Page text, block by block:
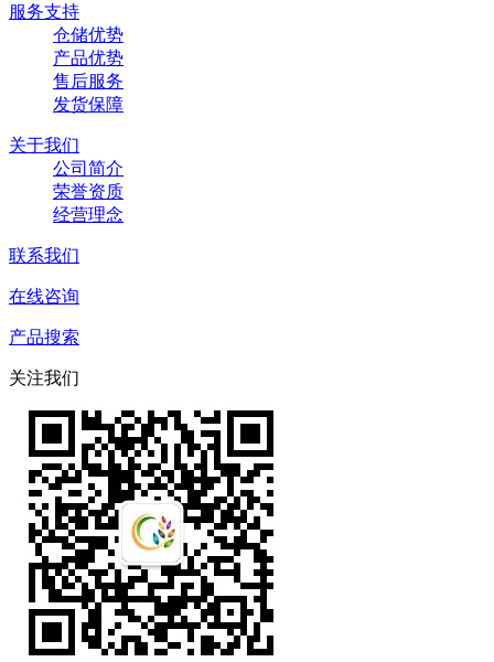
服务支持
仓储优势
产品优势
售后服务
发货保障
关于我们
公司简介
荣誉资质
经营理念
联系我们
在线咨询
产品搜索
关注我们